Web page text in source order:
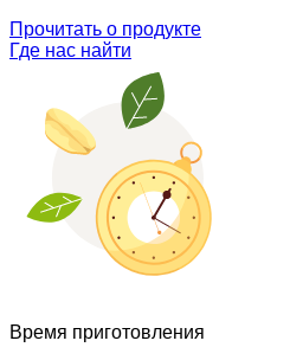
Прочитать о продукте
Где нас найти
Время приготовления